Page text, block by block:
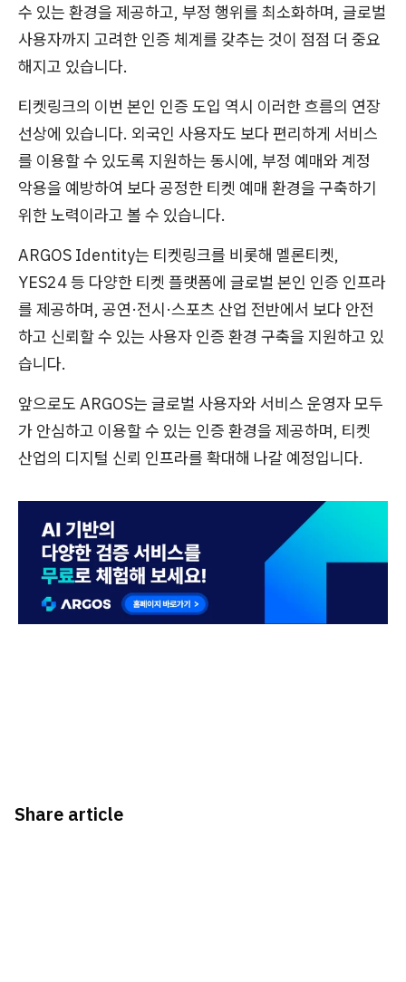
수 있는 환경을 제공하고, 부정 행위를 최소화하며, 글로벌
사용자까지 고려한 인증 체계를 갖추는 것이 점점 더 중요
해지고 있습니다.
티켓링크의 이번 본인 인증 도입 역시 이러한 흐름의 연장
선상에 있습니다. 외국인 사용자도 보다 편리하게 서비스
를 이용할 수 있도록 지원하는 동시에, 부정 예매와 계정
악용을 예방하여 보다 공정한 티켓 예매 환경을 구축하기
위한 노력이라고 볼 수 있습니다.
ARGOS Identity는 티켓링크를 비롯해 멜론티켓,
YES24 등 다양한 티켓 플랫폼에 글로벌 본인 인증 인프라
를 제공하며, 공연·전시·스포츠 산업 전반에서 보다 안전
하고 신뢰할 수 있는 사용자 인증 환경 구축을 지원하고 있
습니다.
앞으로도 ARGOS는 글로벌 사용자와 서비스 운영자 모두
가 안심하고 이용할 수 있는 인증 환경을 제공하며, 티켓
산업의 디지털 신뢰 인프라를 확대해 나갈 예정입니다.
Share article